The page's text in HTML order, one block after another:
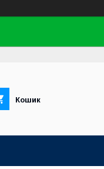
Кошик